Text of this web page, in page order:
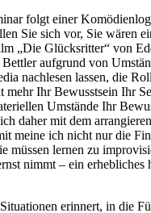
folgt einer
Sie sich vor, Sie wären
„Die Glücksritter“ von
aufgrund von
nachlesen lassen, die
mehr Ihr Bewusstsein Ihr
Umstände Ihr
daher mit dem
meine ich nicht nur die
müssen lernen zu
nimmt – ein erhebliches
erinnert, in die